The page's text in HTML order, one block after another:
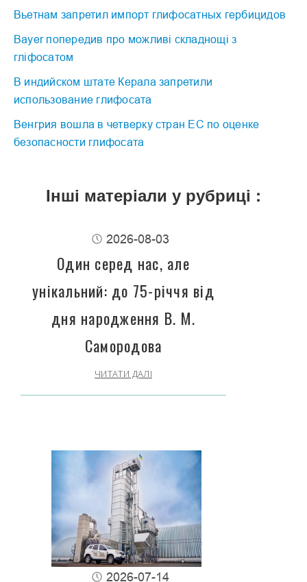
Вьетнам запретил импорт глифосатных гербицидов
Bayer попередив про можливі складнощі з
гліфосатом
В индийском штате Керала запретили
использование глифосата
Венгрия вошла в четверку стран ЕС по оценке
безопасности глифосата
Інші матеріали у рубриці :
2026-08-03
Один серед нас, але
унікальний: до 75-річчя від
дня народження В. М.
Самородова
ЧИТАТИ ДАЛІ
2026-07-14